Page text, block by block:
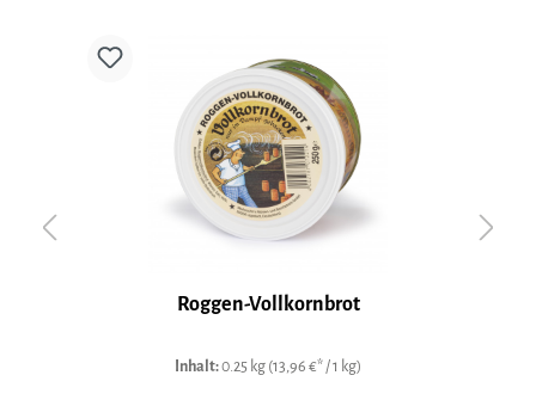
Roggen-Vollkornbrot
Inhalt:0.25 kg (13,96 €* / 1 kg)